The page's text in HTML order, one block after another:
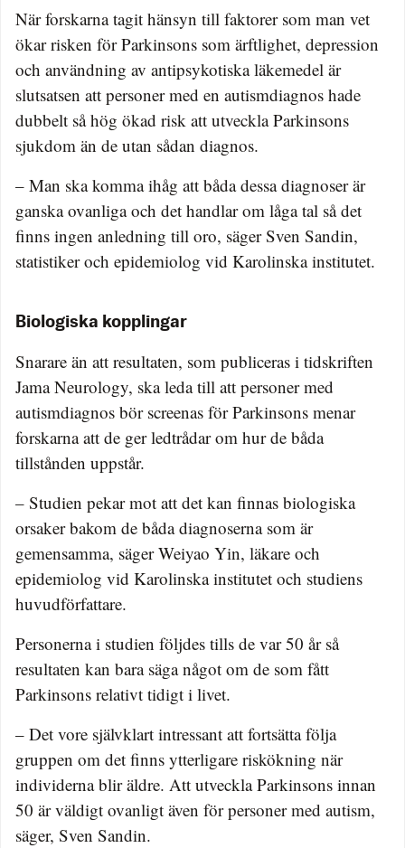
När forskarna tagit hänsyn till faktorer som man vet
ökar risken för Parkinsons som ärftlighet, depression
och användning av antipsykotiska läkemedel är
slutsatsen att personer med en autismdiagnos hade
dubbelt så hög ökad risk att utveckla Parkinsons
sjukdom än de utan sådan diagnos.
– Man ska komma ihåg att båda dessa diagnoser är
ganska ovanliga och det handlar om låga tal så det
finns ingen anledning till oro, säger Sven Sandin,
statistiker och epidemiolog vid Karolinska institutet.
Biologiska kopplingar
Snarare än att resultaten, som publiceras i tidskriften
Jama Neurology, ska leda till att personer med
autismdiagnos bör screenas för Parkinsons menar
forskarna att de ger ledtrådar om hur de båda
tillstånden uppstår.
– Studien pekar mot att det kan finnas biologiska
orsaker bakom de båda diagnoserna som är
gemensamma, säger Weiyao Yin, läkare och
epidemiolog vid Karolinska institutet och studiens
huvudförfattare.
Personerna i studien följdes tills de var 50 år så
resultaten kan bara säga något om de som fått
Parkinsons relativt tidigt i livet.
– Det vore självklart intressant att fortsätta följa
gruppen om det finns ytterligare riskökning när
individerna blir äldre. Att utveckla Parkinsons innan
50 är väldigt ovanligt även för personer med autism,
säger, Sven Sandin.